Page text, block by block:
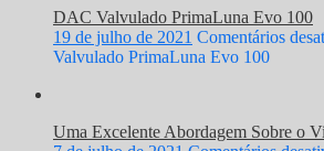
DAC Valvulado PrimaLuna Evo 100
19 de julho de 2021 Comentários
Valvulado PrimaLuna Evo 100
Uma Excelente Abordagem Sobre o